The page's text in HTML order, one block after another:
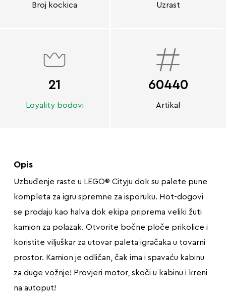
Broj kockica Uzrast
21
Loyality bodovi
60440
Artikal
Opis
Uzbuđenje raste u LEGO® Cityju dok su palete pune
kompleta za igru ​​spremne za isporuku. Hot-dogovi
se prodaju kao halva dok ekipa priprema veliki žuti
kamion za polazak. Otvorite bočne ploče prikolice i
koristite viljuškar za utovar paleta igračaka u tovarni
prostor. Kamion je odličan, čak ima i spavaću kabinu
za duge vožnje! Provjeri motor, skoči u kabinu i kreni
na autoput!